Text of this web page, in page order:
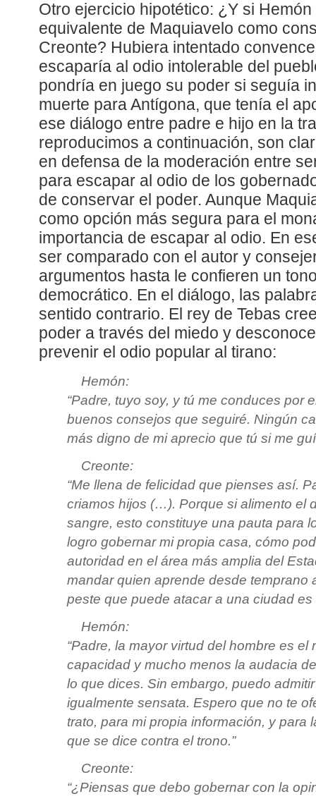
Otro ejercicio hipotético: ¿Y si
equivalente de Maquiavelo como
Creonte? Hubiera intentado
escaparía al odio intolerable del
pondría en juego su poder si seguía
muerte para Antígona, que tenía el
ese diálogo entre padre e hijo en la
reproducimos a continuación, son
en defensa de la moderación entre
para escapar al odio de los
de conservar el poder. Aunque
como opción más segura para el
importancia de escapar al odio. En
ser comparado con el autor y
argumentos hasta le confieren un
democrático. En el diálogo, las
sentido contrario. El rey de Tebas
poder a través del miedo y
prevenir el odio popular al tirano:
Hemón:
“Padre, tuyo soy, y tú me conduces por
buenos consejos que seguiré. Ningún
más digno de mi aprecio que tú si me
Creonte:
“Me llena de felicidad que pienses así.
criamos hijos (…). Porque si alimento el
sangre, esto constituye una pauta para
logro gobernar mi propia casa, cómo
autoridad en el área más amplia del
mandar quien aprende desde temprano
peste que puede atacar a una ciudad es
Hemón:
“Padre, la mayor virtud del hombre es el
capacidad y mucho menos la audacia
lo que dices. Sin embargo, puedo
igualmente sensata. Espero que no te
trato, para mi propia información, y para
que se dice contra el trono.”
Creonte:
“¿Piensas que debo gobernar con la